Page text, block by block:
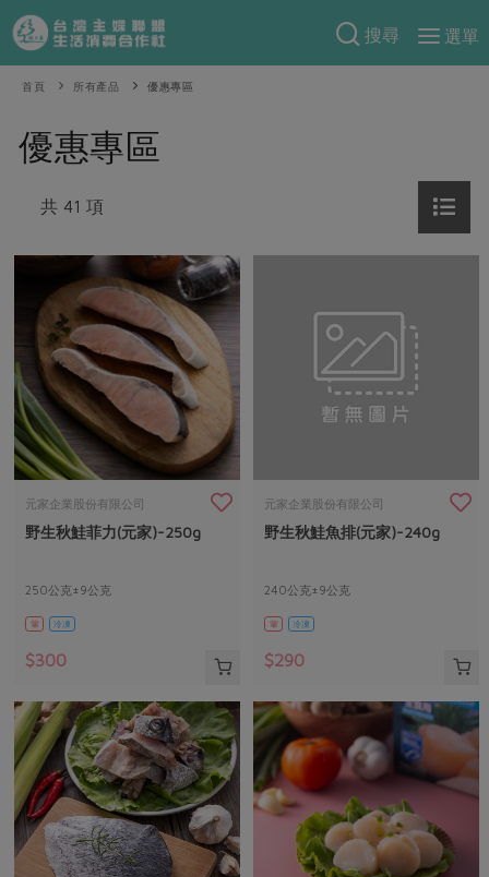
搜尋
選單
產品分類
當季蔬果
一籃菜
芽苗類
奶蛋豆・五穀
蛋
豆製品
肉品・水產
水畜加工品
調理食材・點心
調味醬料/南北貨 烘焙
保健食品
居家好物
美妝保養 個人清潔
家庭清潔
食譜料理
麵食
肉食
海鮮
常備菜
蔬食
蛋料理
料理方式
醬料
湯品．鍋物
涼拌沙拉
飲品
主題食譜
把最好的台灣味帶回家！
防災用品預購圓滿結束
2026年端午節預購圓滿結束
更多預購活動
當季產品
合作25-經典快閃最後一週
合作25-精選產品第三彈
更多當季產品
議題活動
主婦聯盟X樂齡網特約優惠案
30%rPET紅烏龍茶
2024農業發展計畫年度報告
更多議題活動
觀點文章
主婦食堂 一籃菜真心話
社內大小事 合作聯合國
產品故事
樂齡生活
廚房瑜伽
減硝酸鹽
減添加物 減塑減廢
公益金 食農教育
更多議題
生活者e週報
關於合作社
認識合作社
關於我們
合作社組織
員工與求才
自主把關
檢驗報告
硝酸鹽檢驗
社員權益
合作社法規
社務專區
選舉專區
重要公告
首頁 所有產品 優惠專區
優惠專區
共 41 項
元家企業股份有限公司
野生秋鮭菲力(元家)-250g
250公克±9公克
葷 冷凍
$300
元家企業股份有限公司
野生秋鮭魚排(元家)-240g
240公克±9公克
葷 冷凍
$290